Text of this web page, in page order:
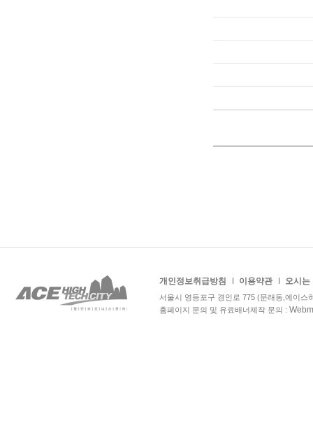
개인정보취급방침 이용약관 오시는
서울시 영등포구 경인로 775 (문래동,에이
홈페이지 문의 및 유료배너제작 문의 :